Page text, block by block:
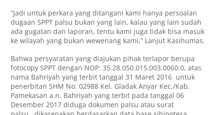
“Jadi untuk perkara yang ditangani kami hanya persoalan
dugaan SPPT palsu bukan yang lain, kalau yang lain sudah
ada gugatan dan laporan, tentu kami juga tidak bisa masuk
ke wilayah yang bukan wewenang kami,” Lanjut Kasihumas.
Bahwa persyaratan yang diajukan pihak terlapor berupa
fotocopy SPPT dengan NOP: 35.28.050.015.003.0060.0, atas
nama Bahriyah yang terbit tanggal 31 Maret 2016 untuk
penerbitan SHM No. 02988 Kel. Gladak Anyar Kec./Kab.
Pamekasan a.n. Bahriyah yang terbit pada tanggal 06
Desember 2017 diduga dokumen palsu atau surat